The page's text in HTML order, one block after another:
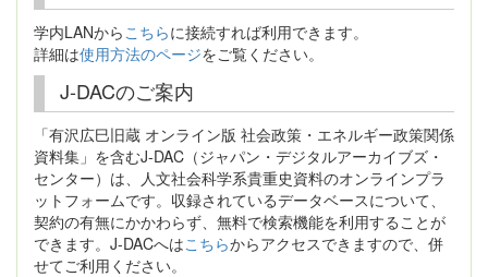
学内LANからこちらに接続すれば利用できます。
詳細は使用方法のページをご覧ください。
J-DACのご案内
「有沢広巳旧蔵 オンライン版 社会政策・エネルギー政策関係
資料集」を含むJ-DAC（ジャパン・デジタルアーカイブズ・
センター）は、人文社会科学系貴重史資料のオンラインプラ
ットフォームです。収録されているデータベースについて、
契約の有無にかかわらず、無料で検索機能を利用することが
できます。J-DACへはこちらからアクセスできますので、併
せてご利用ください。